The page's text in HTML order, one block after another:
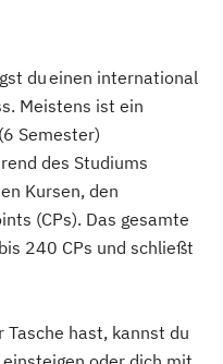
du einen international
Meistens ist ein
Semester)
des Studiums
Kursen, den
(CPs). Das gesamte
240 CPs und schließt
Tasche hast, kannst du